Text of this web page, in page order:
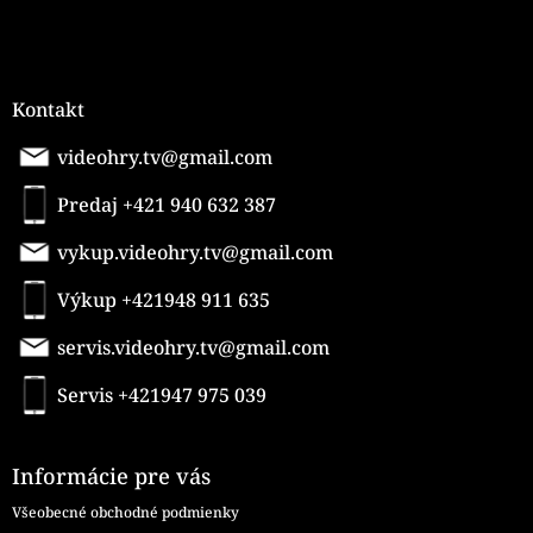
Kontakt
videohry.tv@gmail.com
Predaj +421 940 632 387
vykup.videohry.tv@gmail.com
Výkup +421948 911 635
servis.videohry.tv@gmail.com
Servis +421947 975 039
Informácie pre vás
Všeobecné obchodné podmienky